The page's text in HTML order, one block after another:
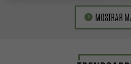
MOSTRAR